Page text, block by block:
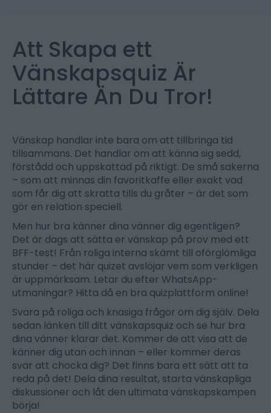
Att Skapa ett
Vänskapsquiz Är
Lättare Än Du Tror!
Vänskap handlar inte bara om att tillbringa tid
tillsammans. Det handlar om att känna sig sedd,
förstådd och uppskattad på riktigt. De små sakerna
– som att minnas din favoritkaffe eller exakt vad
som får dig att skratta tills du gråter – är det som
gör en relation speciell.
Men hur bra känner dina vänner dig egentligen?
Det är dags att sätta er vänskap på prov med ett
BFF-test! Från roliga interna skämt till oförglömliga
stunder – det här quizet avslöjar vem som verkligen
är uppmärksam. Letar du efter WhatsApp-
utmaningar? Hitta då en bra quizplattform online!
Svara på roliga och knasiga frågor om dig själv. Dela
sedan länken till ditt vänskapsquiz och se hur bra
dina vänner klarar det. Kommer de att visa att de
känner dig utan och innan – eller kommer deras
svar att chocka dig? Det finns bara ett sätt att ta
reda på det! Dela dina resultat, starta vänskapliga
diskussioner och låt den ultimata vänskapskampen
börja!